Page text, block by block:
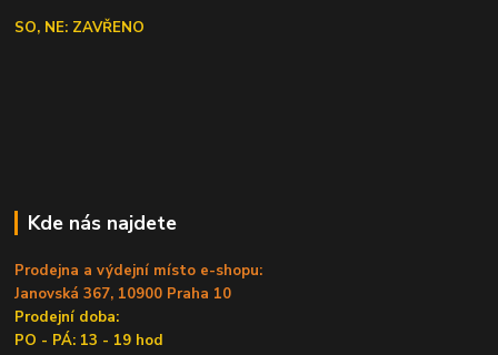
SO, NE: ZAVŘENO
Kde nás najdete
Prodejna a výdejní místo e-shopu:
Janovská 367, 10900 Praha 10
Prodejní doba:
PO - PÁ: 13 - 19 hod